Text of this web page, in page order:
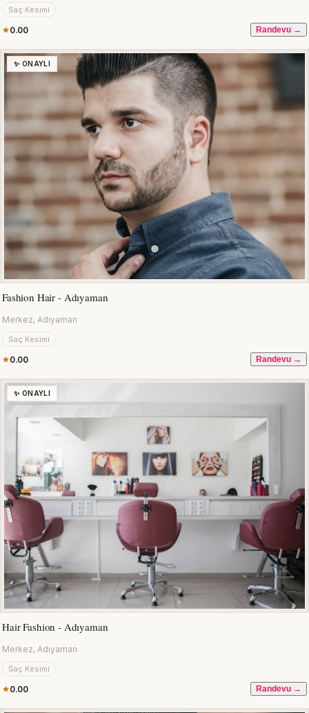
Saç Kesimi
0.00 Randevu →
✨ ONAYLI
Fashion Hair - Adıyaman
Merkez, Adıyaman
Saç Kesimi
0.00 Randevu →
✨ ONAYLI
Hair Fashion - Adıyaman
Merkez, Adıyaman
Saç Kesimi
0.00 Randevu →